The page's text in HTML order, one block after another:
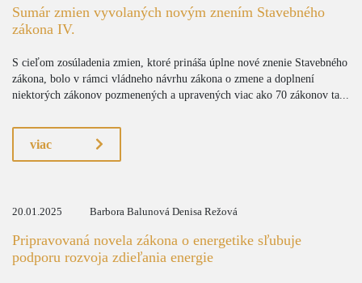
Sumár zmien vyvolaných novým znením Stavebného
zákona IV.
S cieľom zosúladenia zmien, ktoré prináša úplne nové znenie Stavebného
zákona, bolo v rámci vládneho návrhu zákona o zmene a doplnení
niektorých zákonov pozmenených a upravených viac ako 70 zákonov ta...
viac
20.01.2025 Barbora Balunová Denisa Režová
Pripravovaná novela zákona o energetike sľubuje
podporu rozvoja zdieľania energie